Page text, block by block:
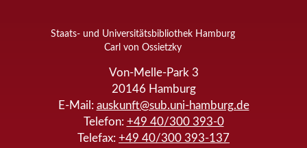
Staats- und Universitätsbibliothek Hamburg
Carl von Ossietzky
Von-Melle-Park 3
20146 Hamburg
E-Mail: auskunft@sub.uni-hamburg.de
Telefon: +49 40/300 393-0
Telefax: +49 40/300 393-137